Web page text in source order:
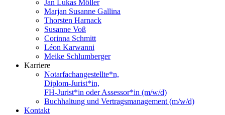
Jan Lukas Möller
Marjan Susanne Gallina
Thorsten Harnack
Susanne Voß
Corinna Schmitt
Léon Karwanni
Meike Schlumberger
Karriere
Notarfachangestellte*n,
Diplom-Jurist*in,
FH-Jurist*in oder Assessor*in (m/w/d)
Buchhaltung und Vertragsmanagement (m/w/d)
Kontakt